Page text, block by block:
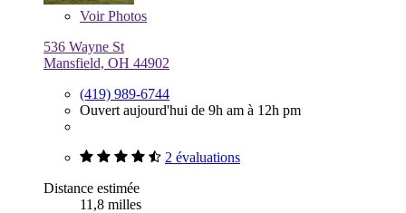
VoirPhotos
536 Wayne St
Mansfield, OH 44902
(419) 989-6744
Ouvert aujourd'hui de 9h am à 12h pm
2 évaluations
Distance estimée
11,8 milles